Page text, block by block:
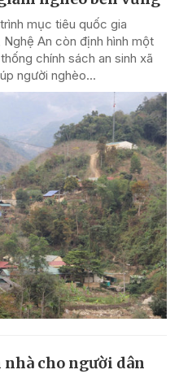
mục tiêu quốc gia
An còn định hình một
chính sách an sinh xã
người nghèo...
nhà cho người dân